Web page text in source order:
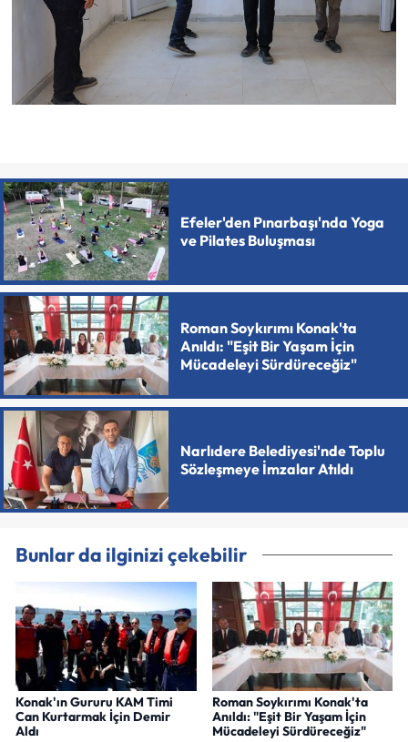
Efeler'den Pınarbaşı'nda Yoga
ve Pilates Buluşması
Roman Soykırımı Konak'ta
Anıldı: "Eşit Bir Yaşam İçin
Mücadeleyi Sürdüreceğiz"
Narlıdere Belediyesi'nde Toplu
Sözleşmeye İmzalar Atıldı
Bunlar da ilginizi çekebilir
Konak'ın Gururu KAM Timi
Can Kurtarmak İçin Demir
Aldı
Roman Soykırımı Konak'ta
Anıldı: "Eşit Bir Yaşam İçin
Mücadeleyi Sürdüreceğiz"